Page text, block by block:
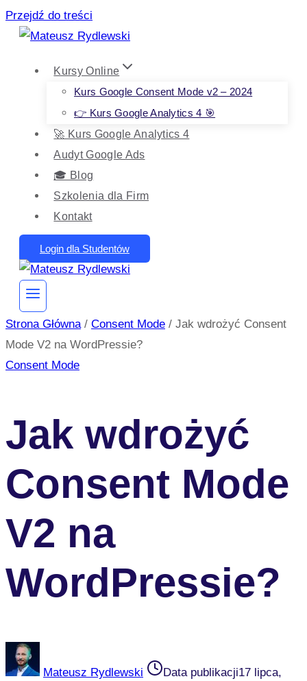
Przejdź do treści
Kursy Online
Kurs Google Consent Mode v2 – 2024
👉 Kurs Google Analytics 4 🎯
🚀 Kurs Google Analytics 4
Audyt Google Ads
🎓 Blog
Szkolenia dla Firm
Kontakt
Login dla Studentów
Strona Główna / Consent Mode / Jak wdrożyć Consent
Mode V2 na WordPressie?
Consent Mode
Jak wdrożyć
Consent Mode
V2 na
WordPressie?
Mateusz Rydlewski Data publikacji17 lipca,